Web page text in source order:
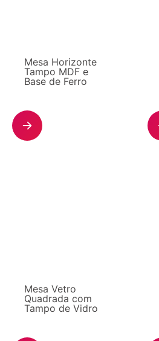
Mesa Horizonte
Tampo MDF e
Base de Ferro
Mesa Vetro
Quadrada com
Tampo de Vidro